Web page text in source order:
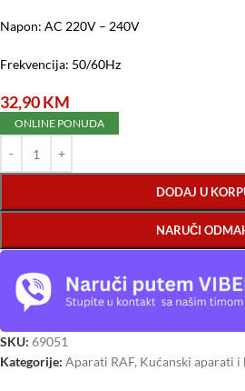
Napon: AC 220V – 240V
Frekvencija: 50/60Hz
32,90KM
ONLINE PONUDA
DODAJ U
NARUČI
SKU: 69051
Kategorije: Aparati RAF, Kućanski aparati i